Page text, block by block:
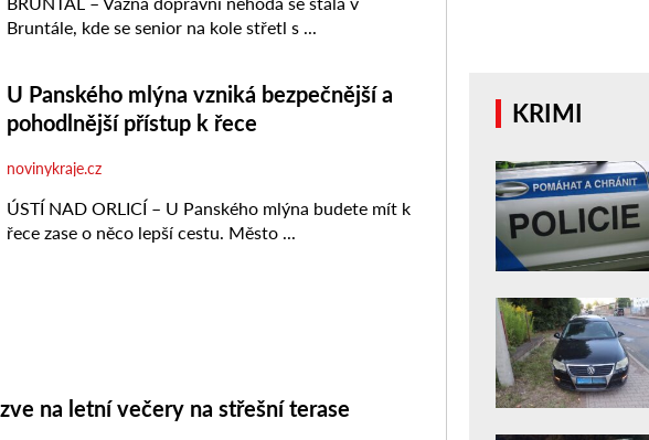
na letní večery na střešní terase
KRIMI